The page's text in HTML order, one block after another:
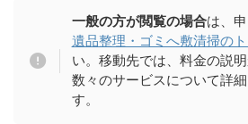
一般の方が閲覧の場合は、
遺品整理・ゴミへ敷清掃の
い。移動先では、料金の説
数々のサービスについて詳
す。